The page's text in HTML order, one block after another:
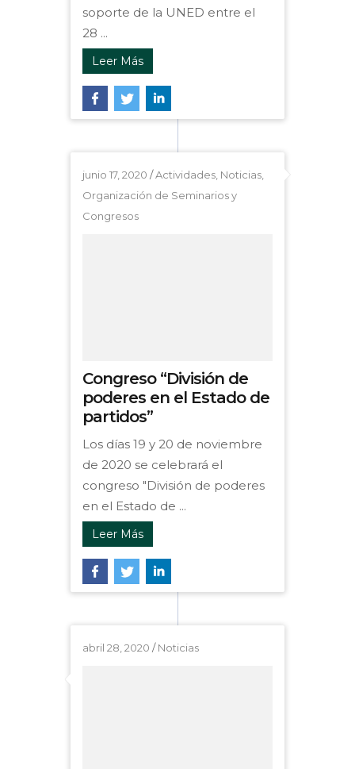
soporte de la UNED entre el
28 ...
Leer Más
junio 17, 2020 /Actividades Noticias
Organización de Seminarios y
Congresos
Congreso “División de
poderes en el Estado de
partidos”
Los días 19 y 20 de noviembre
de 2020 se celebrará el
congreso "División de poderes
en el Estado de ...
Leer Más
abril 28, 2020 /Noticias